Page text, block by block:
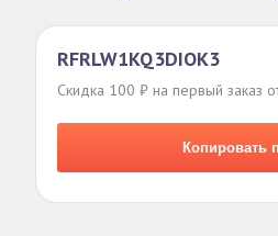
RFRLW1KQ3DIOK3
Скидка 100 ₽ на первый заказ